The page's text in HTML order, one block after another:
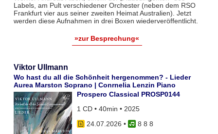
Labels, am Pult verschiedener Orchester (neben dem RSO
Frankfurt vier aus seiner zweiten Heimat Australien). Jetzt
werden diese Aufnahmen in drei Boxen wiederveröffentlicht.
»zur Besprechung«
Viktor Ullmann
Wo hast du all die Schönheit hergenommen? - Lieder
Aurea Marston Soprano | Conrnelia Lenzin Piano
Prospero Classical PROSP0144
1 CD • 40min • 2025
24.07.2026 •
8 8 8